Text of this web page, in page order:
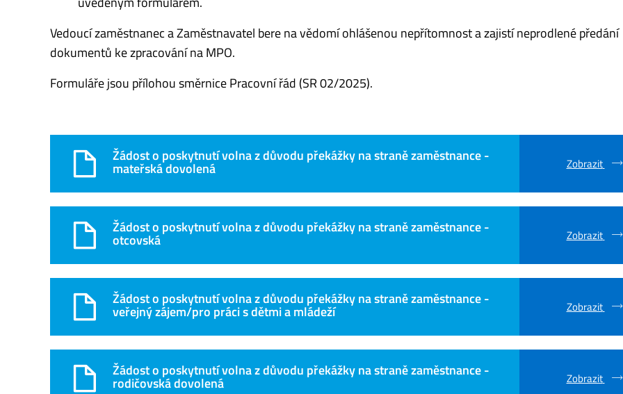
Vedoucí zaměstnanec a Zaměstnavatel bere na vědomí ohlášenou nepřítomnost a zajistí neprodlené předání
dokumentů ke zpracování na MPO.
Formuláře jsou přílohou směrnice Pracovní řád (SR 02/2025).
Žádost o poskytnutí volna z důvodu překážky na straně zaměstnance -
mateřská dovolená Zobrazit
Žádost o poskytnutí volna z důvodu překážky na straně zaměstnance -
otcovská Zobrazit
Žádost o poskytnutí volna z důvodu překážky na straně zaměstnance -
veřejný zájem/pro práci s dětmi a mládeží Zobrazit
Žádost o poskytnutí volna z důvodu překážky na straně zaměstnance -
rodičovská dovolená Zobrazit